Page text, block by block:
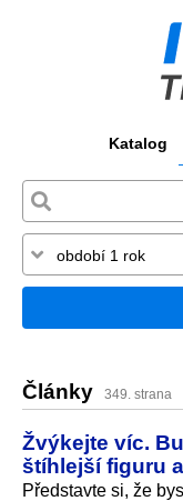
Katalog
Články 349. strana
Žvýkejte víc.
štíhlejší figuru
Představte si, že